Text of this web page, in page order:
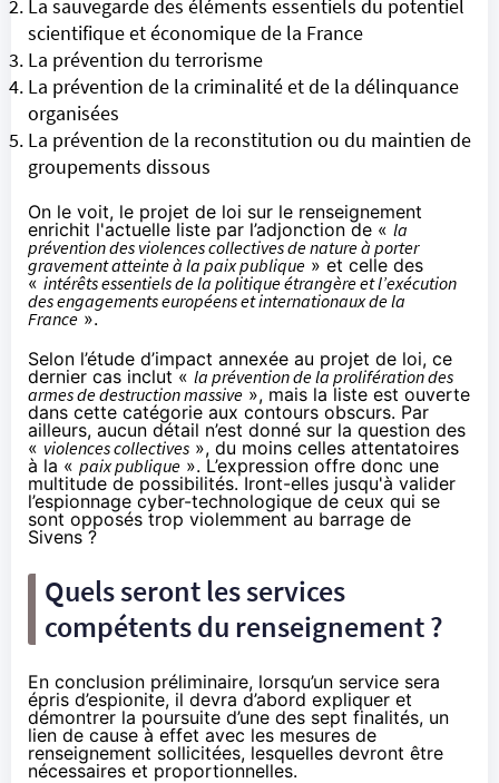
La sauvegarde des éléments essentiels du potentiel
scientifique et économique de la France
La prévention du terrorisme
La prévention de la criminalité et de la délinquance
organisées
La prévention de la reconstitution ou du maintien de
groupements dissous
On le voit, le projet de loi sur le renseignement
enrichit l'actuelle liste par l’adjonction de « la
prévention des violences collectives de nature à porter
gravement atteinte à la paix publique » et celle des
« intérêts essentiels de la politique étrangère et l’exécution
des engagements européens et internationaux de la
France».
Selon l’étude d’impact annexée au projet de loi, ce
dernier cas inclut « la prévention de la prolifération des
armes de destruction massive », mais la liste est ouverte
dans cette catégorie aux contours obscurs. Par
ailleurs, aucun détail n’est donné sur la question des
« violences collectives », du moins celles attentatoires
à la « paix publique ». L’expression offre donc une
multitude de possibilités. Iront-elles jusqu'à valider
l’espionnage cyber-technologique de ceux qui se
sont opposés trop violemment au barrage de
Sivens?
Quels seront les services
compétents du renseignement ?
En conclusion préliminaire, lorsqu’un service sera
épris d’espionite, il devra d’abord expliquer et
démontrer la poursuite d’une des sept finalités, un
lien de cause à effet avec les mesures de
renseignement sollicitées, lesquelles devront être
nécessaires et proportionnelles.